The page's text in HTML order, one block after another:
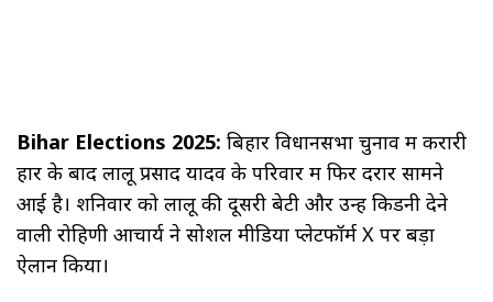
Bihar Elections 2025: बिहार विधानसभा चुनाव में करारी
हार के बाद लालू प्रसाद यादव के परिवार में फिर दरार सामने
आई है। शनिवार को लालू की दूसरी बेटी और उन्हें किडनी देने
वाली रोहिणी आचार्य ने सोशल मीडिया प्लेटफॉर्म X पर बड़ा
ऐलान किया।